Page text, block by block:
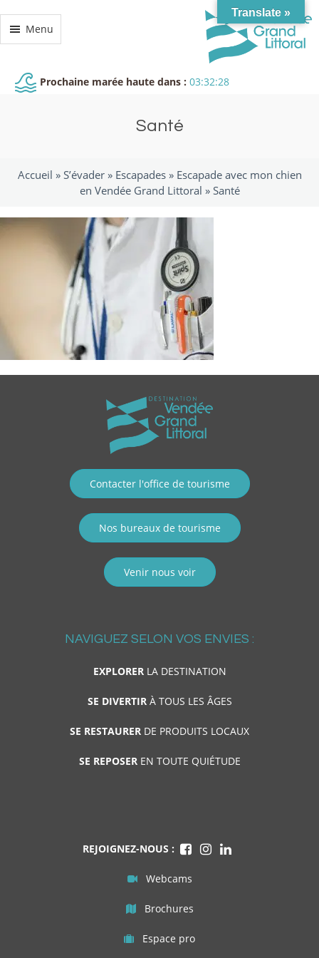
Menu
Prochaine marée haute dans : 03:32:27
Santé
Accueil » S’évader» Escapades» Escapade avec mon chien
en Vendée Grand Littoral » Santé
Contacter l'office de tourisme
Nos bureaux de tourisme
Venir nous voir
NAVIGUEZ SELON VOS ENVIES :
EXPLORERLA DESTINATION
SE DIVERTIRÀ TOUS LES ÂGES
SE RESTAURER DE PRODUITS LOCAUX
SE REPOSEREN TOUTE QUIÉTUDE
REJOIGNEZ-NOUS :
Webcams
Brochures
Espace pro
Translate »